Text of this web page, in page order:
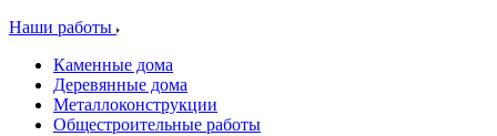
Наши работы
Каменные дома
Деревянные дома
Металлоконструкции
Общестроительные работы